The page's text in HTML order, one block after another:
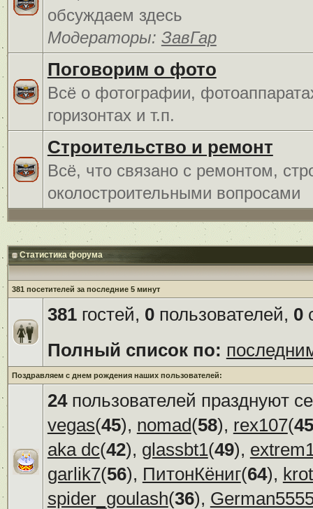
обсуждаем здесь
Модераторы: ЗавГар
Поговорим о фото
Всё о фотографии,
горизонтах и т.п.
Строительство и ремонт
Всё, что связано с ремонтом,
околостроительными вопросами
Статистика форума
381 посетителей за последние 5 минут
381гостей, 0пользователей, 0
Полный список по:
Поздравляем с днем рождения наших пользователей:
24пользователей празднуют
vegas(45), nomad(58), rex107(45
aka dc(42), glassbt1(49),
garlik7(56), ПитонКёниг(64),
spider_goulash(36),